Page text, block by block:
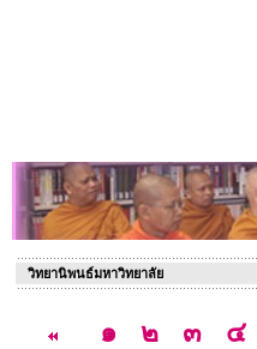
วิทยานิพนธ์มหาวิทยาลัย
๑ ๒ ๓
๔